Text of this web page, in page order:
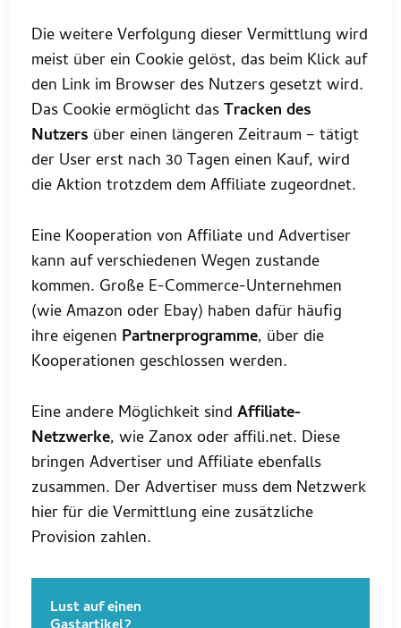
Die weitere Verfolgung dieser Vermittlung wird
meist über ein Cookie gelöst, das beim Klick auf
den Link im Browser des Nutzers gesetzt wird.
Das Cookie ermöglicht dasTracken des
Nutzers über einen längeren Zeitraum – tätigt
der User erst nach 30 Tagen einen Kauf, wird
die Aktion trotzdem dem Affiliate zugeordnet.
Eine Kooperation von Affiliate und Advertiser
kann auf verschiedenen Wegen zustande
kommen. Große E-Commerce-Unternehmen
(wie Amazon oder Ebay) haben dafür häufig
ihre eigenen Partnerprogramme, über die
Kooperationen geschlossen werden.
Eine andere Möglichkeit sind Affiliate-
Netzwerke, wie Zanox oder affili.net. Diese
bringen Advertiser und Affiliate ebenfalls
zusammen. Der Advertiser muss dem Netzwerk
hier für die Vermittlung eine zusätzliche
Provision zahlen.
Lust auf einen